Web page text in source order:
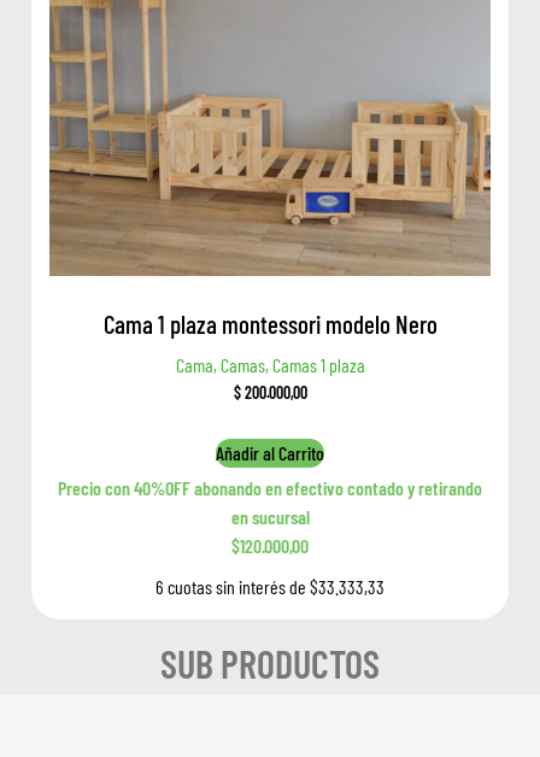
Cama 1 plaza montessori modelo Nero
Cama, Camas, Camas 1 plaza
$200.000,00
Añadir al Carrito
Precio con 40%OFF abonando en efectivo contado y retirando
en sucursal
$120.000,00
6 cuotas sin interés de $33.333,33
SUB PRODUCTOS